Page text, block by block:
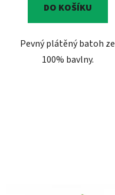
DO KOŠÍKU
Pevný plátěný batoh ze
100% bavlny.